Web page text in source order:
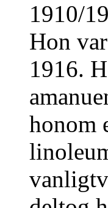
1910/
Hon
1916.
honom